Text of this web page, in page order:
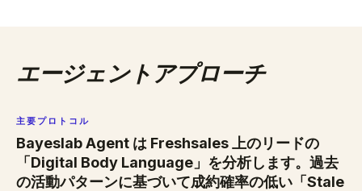
エージェントアプローチ
主要プロトコル
Bayeslab Agent は Freshsales 上のリードの
「Digital Body Language」を分析します。過去
の活動パターンに基づいて成約確率の低い「Stale